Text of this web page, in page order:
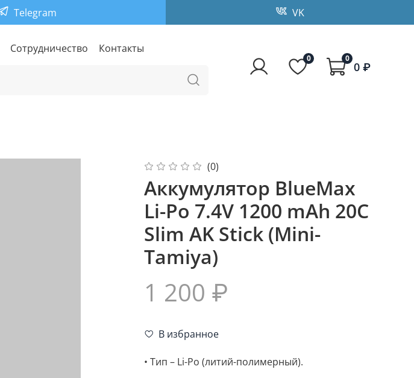
Telegram VK
Сотрудничество Контакты
0 0
0 ₽
(0)
Аккумулятор BlueMax
Li-Po 7.4V 1200 mAh 20C
Slim AK Stick (Mini-
Tamiya)
1 200 ₽
В избранное
• Тип – Li-Po (литий-полимерный).